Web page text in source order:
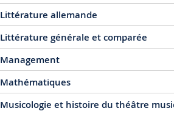
Littérature allemande
Littérature générale et comparée
Management
Mathématiques
Musicologie et histoire du théâtre